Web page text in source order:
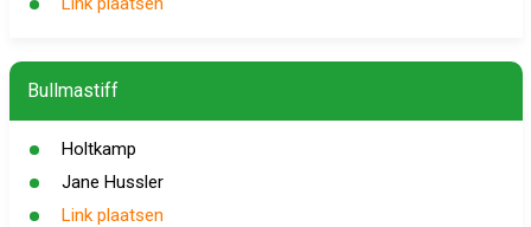
Bullmastiff
Holtkamp
Jane Hussler
Link plaatsen